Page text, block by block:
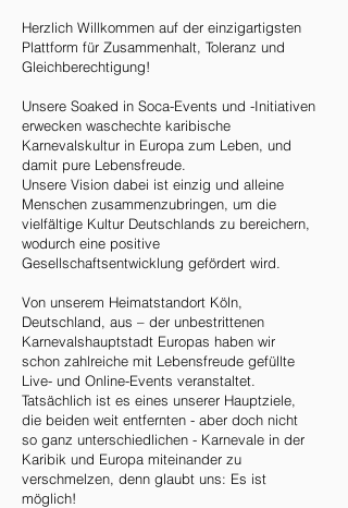
Herzlich Willkommen auf der einzigartigsten
Plattform für Zusammenhalt, Toleranz und
Gleichberechtigung!
Unsere Soaked in Soca-Events und -Initiativen
erwecken waschechte karibische
Karnevalskultur in Europa zum Leben, und
damit pure Lebensfreude.
Unsere Vision dabei ist einzig und alleine
Menschen zusammenzubringen, um die
vielfältige Kultur Deutschlands zu bereichern,
wodurch eine positive
Gesellschaftsentwicklung gefördert wird.
Von unserem Heimatstandort Köln,
Deutschland, aus – der unbestrittenen
Karnevalshauptstadt Europas haben wir
schon zahlreiche mit Lebensfreude gefüllte
Live- und Online-Events veranstaltet.
Tatsächlich ist es eines unserer Hauptziele,
die beiden weit entfernten - aber doch nicht
so ganz unterschiedlichen - Karnevale in der
Karibik und Europa miteinander zu
verschmelzen, denn glaubt uns: Es ist
möglich!